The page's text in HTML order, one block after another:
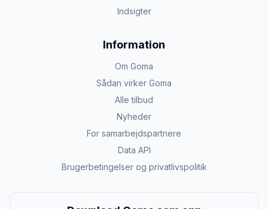
Indsigter
Information
Om Goma
Sådan virker Goma
Alle tilbud
Nyheder
For samarbejdspartnere
Data API
Brugerbetingelser og privatlivspolitik